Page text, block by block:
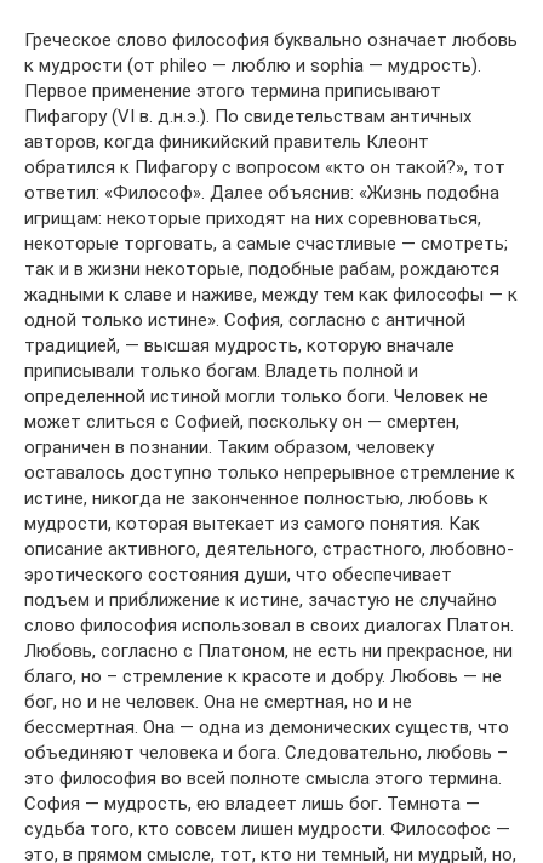
Греческое слово философия буквально означает любовь
к мудрости (от phileo — люблю и sophia — мудрость).
Первое применение этого термина приписывают
Пифагору (VI в. д.н.э.). По свидетельствам античных
авторов, когда финикийский правитель Клеонт
обратился к Пифагору с вопросом «кто он такой?», тот
ответил: «Философ». Далее объяснив: «Жизнь подобна
игрищам: некоторые приходят на них соревноваться,
некоторые торговать, а самые счастливые — смотреть;
так и в жизни некоторые, подобные рабам, рождаются
жадными к славе и наживе, между тем как философы — к
одной только истине». София, согласно с античной
традицией, — высшая мудрость, которую вначале
приписывали только богам. Владеть полной и
определенной истиной могли только боги. Человек не
может слиться с Софией, поскольку он — смертен,
ограничен в познании. Таким образом, человеку
оставалось доступно только непрерывное стремление к
истине, никогда не законченное полностью, любовь к
мудрости, которая вытекает из самого понятия. Как
описание активного, деятельного, страстного, любовно-
эротического состояния души, что обеспечивает
подъем и приближение к истине, зачастую не случайно
слово философия использовал в своих диалогах Платон.
Любовь, согласно с Платоном, не есть ни прекрасное, ни
благо, но – стремление к красоте и добру. Любовь — не
бог, но и не человек. Она не смертная, но и не
бессмертная. Она — одна из демонических существ, что
объединяют человека и бога. Следовательно, любовь –
это философия во всей полноте смысла этого термина.
София — мудрость, ею владеет лишь бог. Темнота —
судьба того, кто совсем лишен мудрости. Философос —
это, в прямом смысле, тот, кто ни темный, ни мудрый, но,